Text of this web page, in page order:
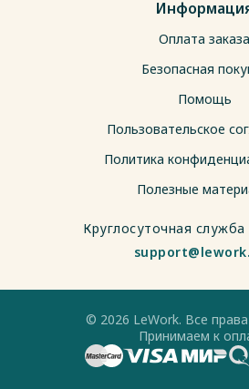
Оплата заказа
Безопасная
Помощь
Пользовательское
Политика
Полезные
Круглосуточная
© 2026 LeWork. Все
Принимаем к